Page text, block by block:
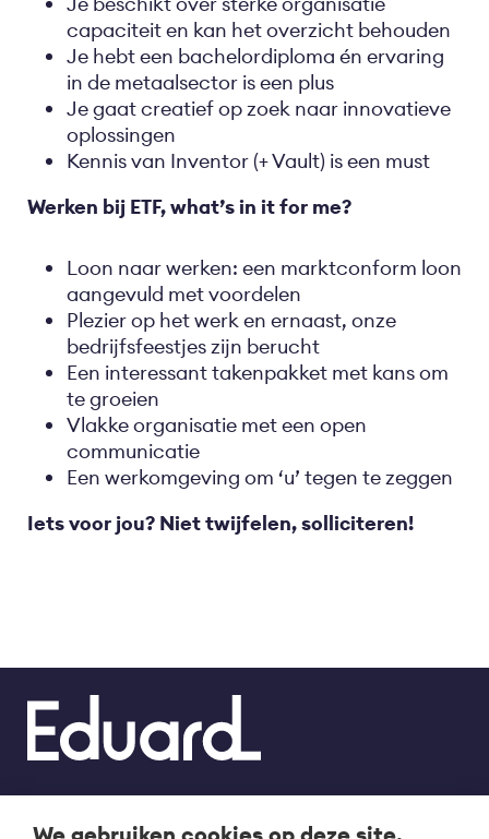
capaciteit en kan het overzicht behouden
Je hebt een bachelordiploma én ervaring
in de metaalsector is een plus
Je gaat creatief op zoek naar innovatieve
oplossingen
Kennis van Inventor (+ Vault) is een must
Werken bij ETF, what’s in it for me?
Loon naar werken: een marktconform loon
aangevuld met voordelen
Plezier op het werk en ernaast, onze
bedrijfsfeestjes zijn berucht
Een interessant takenpakket met kans om
te groeien
Vlakke organisatie met een open
communicatie
Een werkomgeving om ‘u’ tegen te zeggen
Iets voor jou? Niet twijfelen, solliciteren!